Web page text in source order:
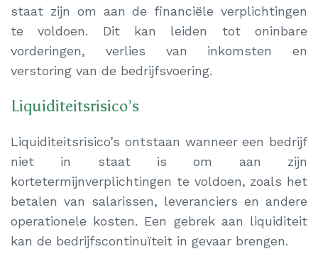
staat zijn om aan de financiële verplichtingen
te voldoen. Dit kan leiden tot oninbare
vorderingen, verlies van inkomsten en
verstoring van de bedrijfsvoering.
Liquiditeitsrisico’s
Liquiditeitsrisico’s ontstaan wanneer een bedrijf
niet in staat is om aan zijn
kortetermijnverplichtingen te voldoen, zoals het
betalen van salarissen, leveranciers en andere
operationele kosten. Een gebrek aan liquiditeit
kan de bedrijfscontinuïteit in gevaar brengen.